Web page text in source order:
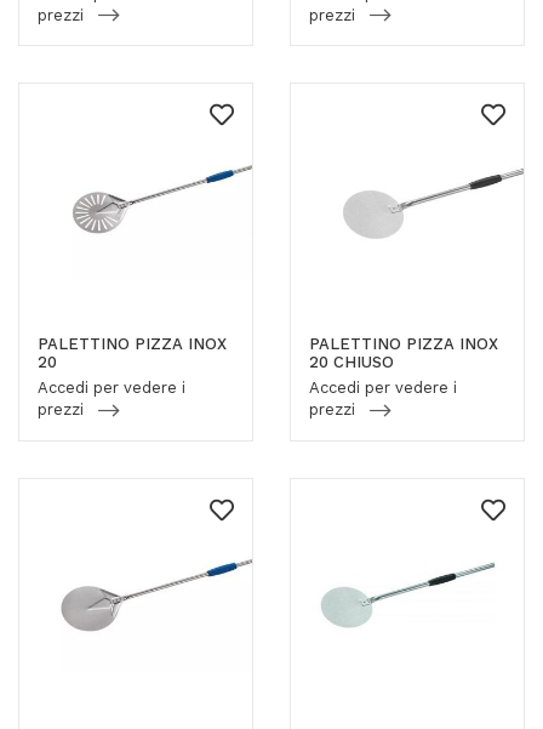
prezzi
prezzi
PALETTINO PIZZA INOX
20
Accedi per vedere i
prezzi
PALETTINO PIZZA INOX
20 CHIUSO
Accedi per vedere i
prezzi